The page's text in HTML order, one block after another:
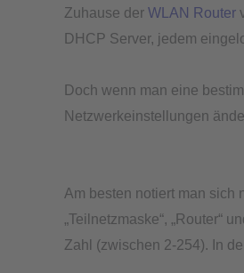
Zuhause der WLAN Router
DHCP Server, jedem
Doch wenn man eine
Netzwerkeinstellungen
Am besten notiert man sich
„Teilnetzmaske“, „Router“
Zahl (zwischen 2-254). In